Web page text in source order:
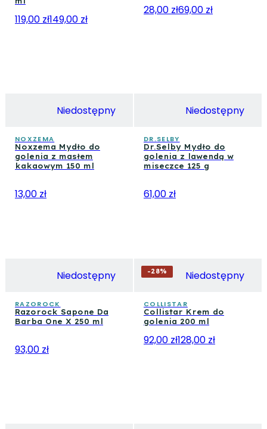
119,00 zł149,00 zł
28,00 zł69,00 zł
Niedostępny
NOXZEMA
Noxzema Mydło do
golenia z masłem
kakaowym 150 ml
13,00 zł
Niedostępny
DR.SELBY
Dr.Selby Mydło do
golenia z lawendą w
miseczce 125 g
61,00 zł
Niedostępny
RAZOROCK
Razorock Sapone Da
Barba One X 250 ml
93,00 zł
-28% Niedostępny
COLLISTAR
Collistar Krem do
golenia 200 ml
92,00 zł128,00 zł